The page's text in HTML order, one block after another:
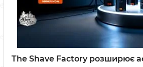
The Shave Factory розширює